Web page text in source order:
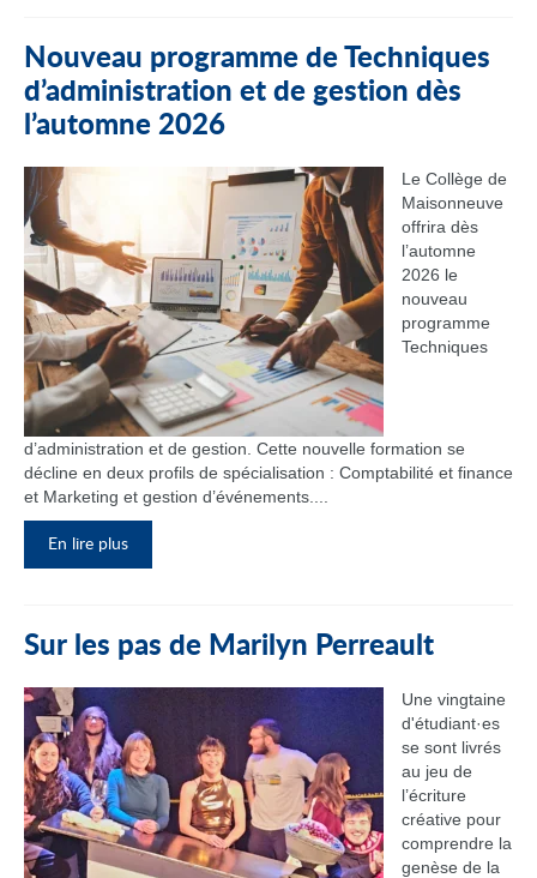
Nouveau programme de Techniques
d’administration et de gestion dès
l’automne 2026
Le Collège de
Maisonneuve
offrira dès
l’automne
2026 le
nouveau
programme
Techniques
d’administration et de gestion. Cette nouvelle formation se
décline en deux profils de spécialisation : Comptabilité et finance
et Marketing et gestion d’événements....
En lire plus
Sur les pas de Marilyn Perreault
Une vingtaine
d'étudiant·es
se sont livrés
au jeu de
l’écriture
créative pour
comprendre la
genèse de la